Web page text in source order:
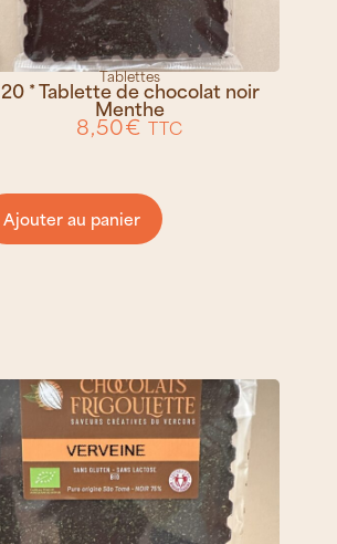
Tablettes
20 * Tablette de chocolat noir
Menthe
8,50€ TTC
Ajouter au panier